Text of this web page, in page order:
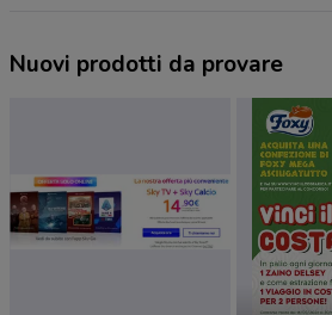
Nuovi prodotti da provare